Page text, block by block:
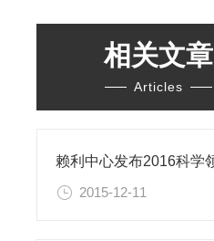
相关文章
Articles
2015-12-11